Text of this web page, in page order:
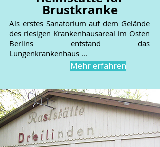
Brustkranke
Als erstes Sanatorium auf dem Gelände
des riesigen Krankenhausareal im Osten
Berlins entstand das
Lungenkrankenhaus ...
Mehr erfahren